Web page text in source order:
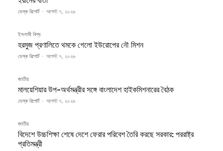
ডেস্ক রিপোর্ট - আগস্ট ৭, ২০২৬
ইসলামী বিশ্ব
হরমুজ প্রণালিতে থমকে গেলো ইউরোপের নৌ মিশন
ডেস্ক রিপোর্ট - আগস্ট ৭, ২০২৬
জাতীয়
মালয়েশিয়ার উপ-অর্থমন্ত্রীর সঙ্গে বাংলাদেশ হাইকমিশনারের বৈঠক
ডেস্ক রিপোর্ট - আগস্ট ৭, ২০২৬
জাতীয়
বিদেশে উচ্চশিক্ষা শেষে দেশে ফেরার পরিবেশ তৈরি করছে সরকার: পররাষ্ট্র
প্রতিমন্ত্রী